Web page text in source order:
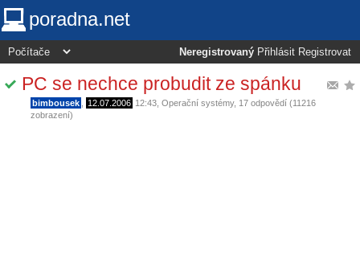
poradna.net
Neregistrovaný Přihlásit Registrovat
PC se nechce probudit ze spánku
bimbousek 12.07.2006 12:43 Operační systémy, 17 odpovědí (11216
zobrazení)